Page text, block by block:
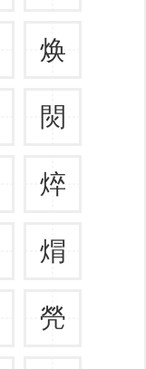
焕
焛
焠
焨
焭